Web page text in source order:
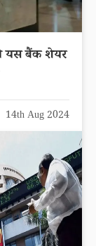
यस बैंक शेयर
14th Aug 2024